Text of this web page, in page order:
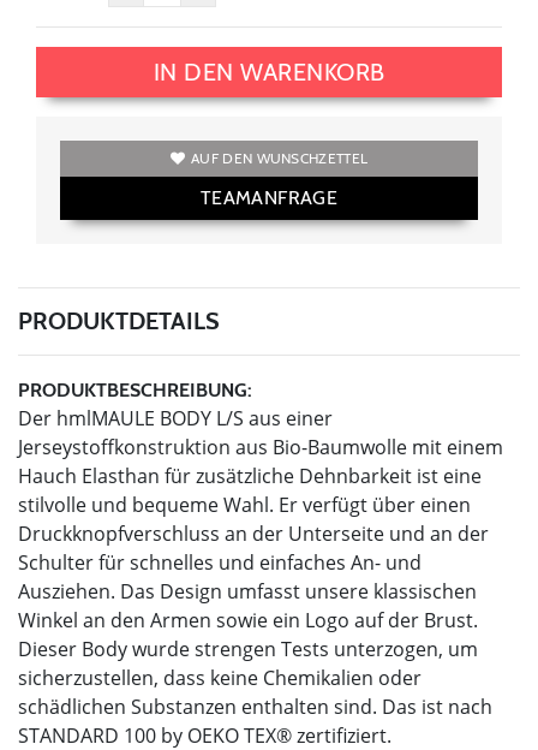
IN DEN WARENKORB
AUF DEN WUNSCHZETTEL
TEAMANFRAGE
PRODUKTDETAILS
PRODUKTBESCHREIBUNG:
Der hmlMAULE BODY L/S aus einer
Jerseystoffkonstruktion aus Bio-Baumwolle mit einem
Hauch Elasthan für zusätzliche Dehnbarkeit ist eine
stilvolle und bequeme Wahl. Er verfügt über einen
Druckknopfverschluss an der Unterseite und an der
Schulter für schnelles und einfaches An- und
Ausziehen. Das Design umfasst unsere klassischen
Winkel an den Armen sowie ein Logo auf der Brust.
Dieser Body wurde strengen Tests unterzogen, um
sicherzustellen, dass keine Chemikalien oder
schädlichen Substanzen enthalten sind. Das ist nach
STANDARD 100 by OEKO TEX® zertifiziert.